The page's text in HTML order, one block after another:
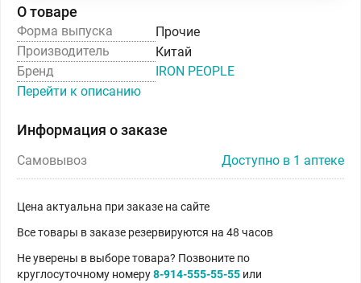
О товаре
Форма выпуска
Прочие
Производитель
Китай
Бренд
IRON PEOPLE
Перейти к описанию
Информация о заказе
Самовывоз Доступно в 1 аптеке
Цена актуальна при заказе на сайте
Все товары в заказе резервируются на 48 часов
Не уверены в выборе товара? Позвоните по
круглосуточному номеру8-914-555-55-55 или